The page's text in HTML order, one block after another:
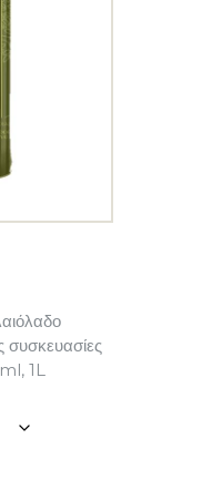
€
€
συσκευασίες
1L